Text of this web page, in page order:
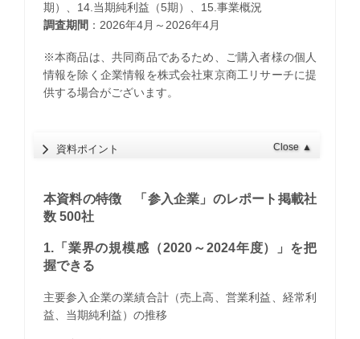
期）、14.当期純利益（5期）、15.事業概況
調査期間 ：2026年4月～2026年4月
※本商品は、共同商品であるため、ご購入者様の個人
情報を除く企業情報を株式会社東京商工リサーチに提
供する場合がございます。
資料ポイント Close ▲
本資料の特徴 「参入企業」のレポート掲載社
数 500社
1.「業界の規模感（2020～2024年度）」を把
握できる
主要参入企業の業績合計（売上高、営業利益、経常利
益、当期純利益）の推移